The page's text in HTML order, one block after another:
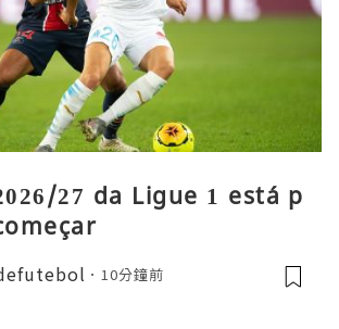
27 da Ligue 1 está p
10分鐘前